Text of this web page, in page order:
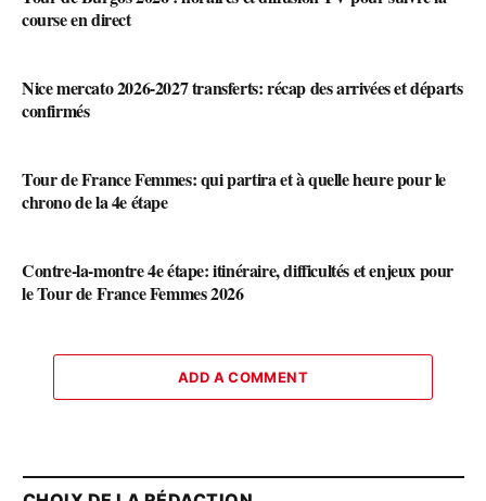
course en direct
Nice mercato 2026-2027 transferts: récap des arrivées et départs
confirmés
Tour de France Femmes: qui partira et à quelle heure pour le
chrono de la 4e étape
Contre-la-montre 4e étape: itinéraire, difficultés et enjeux pour
le Tour de France Femmes 2026
ADD A COMMENT